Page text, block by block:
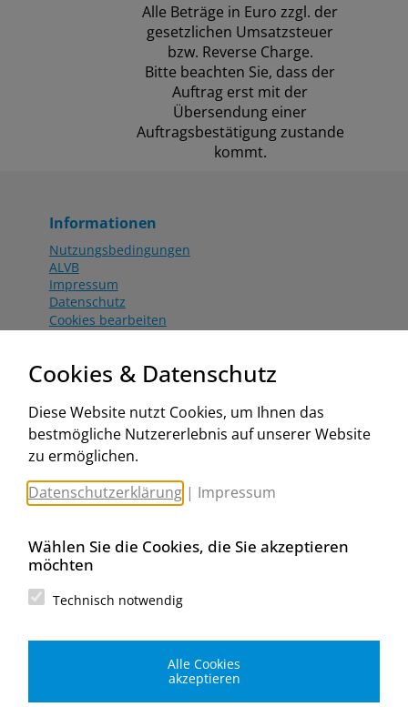
Alle Beträge in Euro zzgl. der
gesetzlichen Umsatzsteuer
bzw. Reverse Charge.
Bitte beachten Sie, dass der
Auftrag erst mit der
Übersendung einer
Auftragsbestätigung zustande
kommt.
Informationen
Nutzungsbedingungen
ALVB
Impressum
Datenschutz
Cookies bearbeiten
Aktionsbedingungen
www.worahnik.at
Zentrale Köttlach
Michael Worahnik GmbH
Spenglerartikel
Industriestraße 90, Köttlach
Filiale Wien
Spenglerartikel
Cookies & Datenschutz
Diese Website nutzt Cookies, um Ihnen das
bestmögliche Nutzererlebnis auf unserer Website
zu ermöglichen.
Datenschutzerklärung | Impressum
Wählen Sie die Cookies, die Sie akzeptieren
möchten
Technisch notwendig
Alle Cookies
akzeptieren